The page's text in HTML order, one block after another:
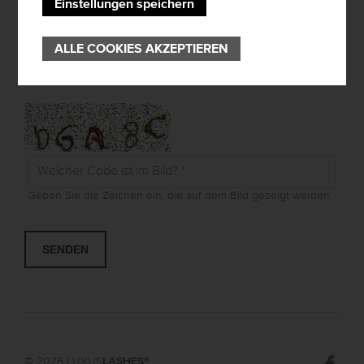
verwendet werden, um Sie über Produkte, Services und
jederzeit bei office@luxuslashes.com widerrufen werden.
Nähere Informationen finden Sie in unserer
Welcher Code ist im Bild?
Geben Sie die Zeichen ein, die auf dem Bild gezeigt werden.
© 2026 LUXUS LASHES ®
Einstellungen speichern
ALLE COOKIES AKZEPTIEREN